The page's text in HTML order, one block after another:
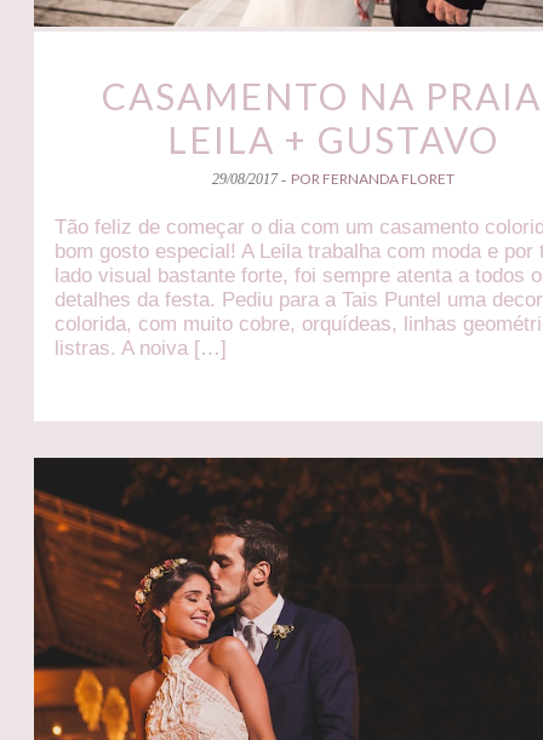
CASAMENTO NA
LEILA + GUSTAVO
29/08/2017 - POR FERNANDA FLORET
Tão feliz de começar o dia com um casamento
bom gosto especial! A Leila trabalha com moda e por
lado visual bastante forte, foi sempre atenta a todos
detalhes da festa. Pediu para a Tais Puntel uma
colorida, com muito cobre, orquídeas, linhas
listras. A noiva […]